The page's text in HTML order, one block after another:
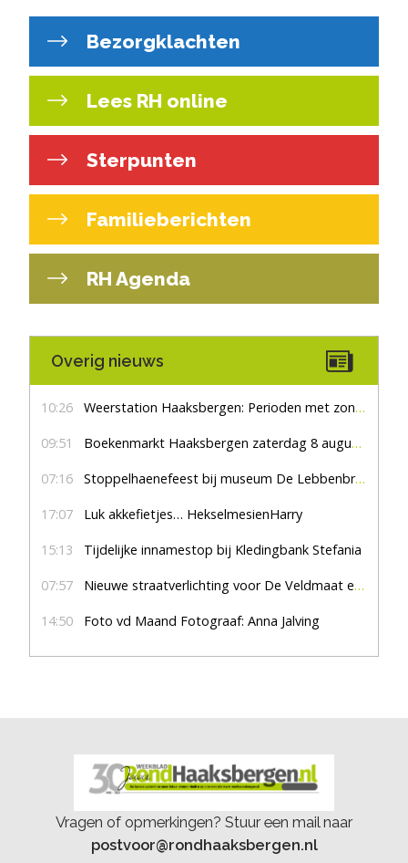
Bezorgklachten
Lees RH online
Sterpunten
Familieberichten
RH Agenda
Overig nieuws
10:26 Weerstation Haaksbergen: Perioden met zon en droog
09:51 Boekenmarkt Haaksbergen zaterdag 8 augustus, marktplein Haaksbergen
07:16 Stoppelhaenefeest bij museum De Lebbenbrugge
17:07 Luk akkefietjes… HekselmesienHarry
15:13 Tijdelijke innamestop bij Kledingbank Stefania
07:57 Nieuwe straatverlichting voor De Veldmaat en De Pas
14:50 Foto vd Maand Fotograaf: Anna Jalving
Vragen of opmerkingen? Stuur een mail naar
postvoor@rondhaaksbergen.nl